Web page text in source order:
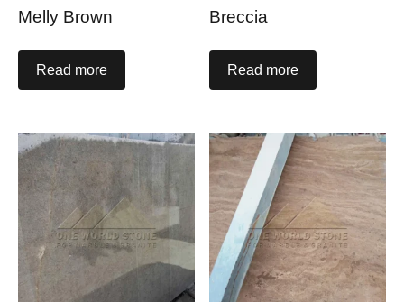
Melly Brown
Read more
Breccia
Read more